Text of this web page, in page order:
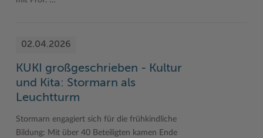
02.04.2026
KUKI großgeschrieben - Kultur
und Kita: Stormarn als
Leuchtturm
Stormarn engagiert sich für die frühkindliche
Bildung: Mit über 40 Beteiligten kamen Ende